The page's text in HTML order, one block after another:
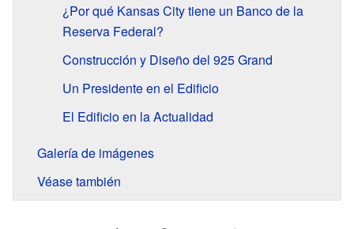
¿Por qué Kansas City tiene un Banco de la
Reserva Federal?
Construcción y Diseño del 925 Grand
Un Presidente en el Edificio
El Edificio en la Actualidad
Galería de imágenes
Véase también